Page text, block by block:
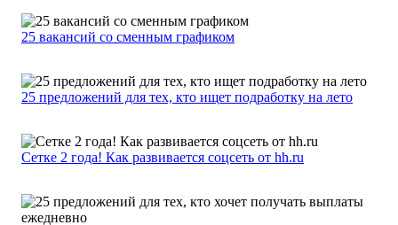
25 вакансий со сменным графиком
25 предложений для тех, кто ищет подработку на лето
Сетке 2 года! Как развивается соцсеть от hh.ru